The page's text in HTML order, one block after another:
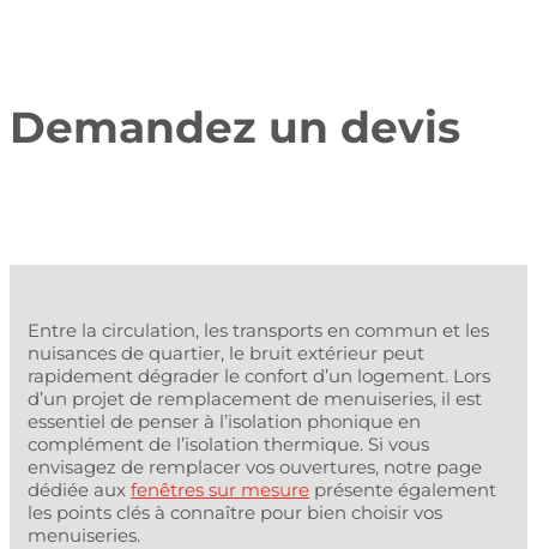
Demandez un devis
Entre la circulation, les transports en commun et les
nuisances de quartier, le bruit extérieur peut
rapidement dégrader le confort d’un logement. Lors
d’un projet de remplacement de menuiseries, il est
essentiel de penser à l’isolation phonique en
complément de l’isolation thermique. Si vous
envisagez de remplacer vos ouvertures, notre page
dédiée aux fenêtres sur mesure présente également
les points clés à connaître pour bien choisir vos
menuiseries.